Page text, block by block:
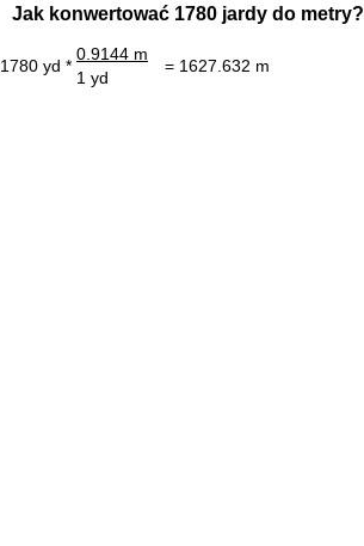
Jak konwertować 1780 jardy do metry?
1780 yd *
0.9144 m
= 1627.632 m
1 yd